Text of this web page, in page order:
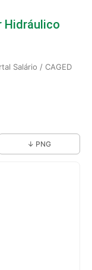
Hidráulico
Salário / CAGED
↓ PNG